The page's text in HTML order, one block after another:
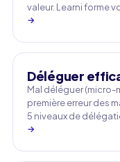
valeur. Learni forme
→
Déléguer
Mal déléguer
première erreur des
5 niveaux de
→